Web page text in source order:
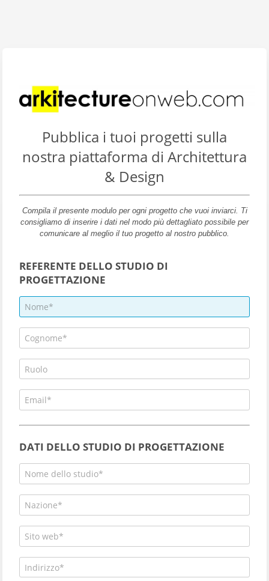
Pubblica i tuoi progetti sulla
nostra piattaforma di Architettura
& Design
Compila il presente modulo per ogni progetto che vuoi inviarci. Ti
consigliamo di inserire i dati nel modo più dettagliato possibile per
comunicare al meglio il tuo progetto al nostro pubblico.
REFERENTE DELLO STUDIO DI
PROGETTAZIONE
DATI DELLO STUDIO DI PROGETTAZIONE